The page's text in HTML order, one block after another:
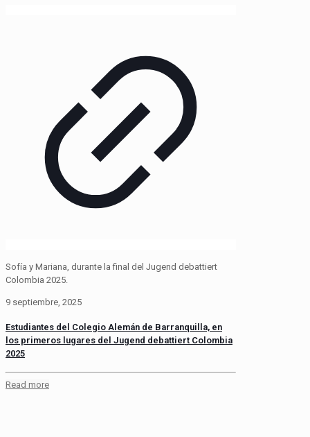
Sofía y Mariana, durante la final del Jugend debattiert
Colombia 2025.
9 septiembre, 2025
Estudiantes del Colegio Alemán de Barranquilla, en
los primeros lugares del Jugend debattiert Colombia
2025
Read more